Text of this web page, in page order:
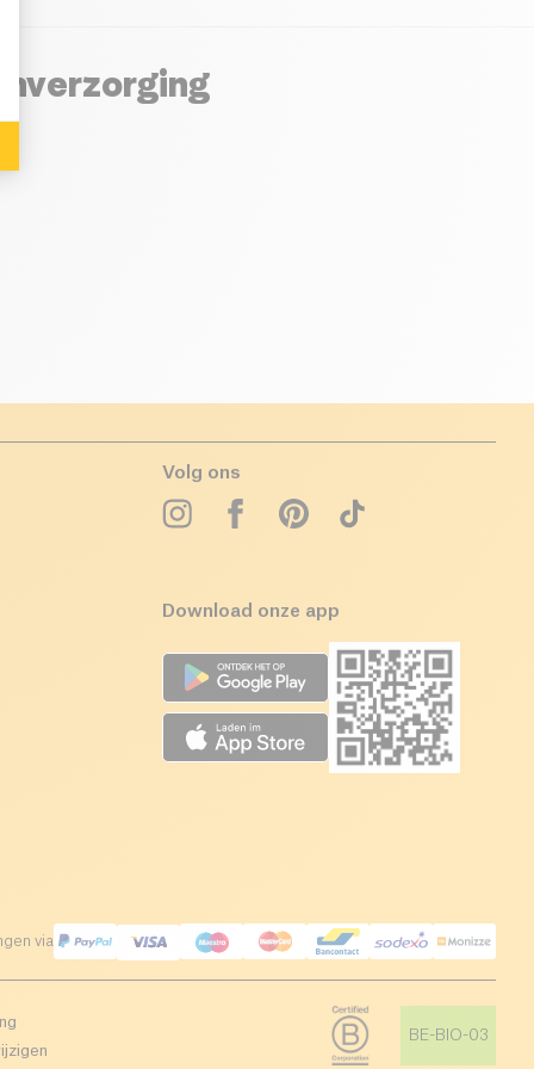
Volg ons
Download onze app
via
BE-BIO-03